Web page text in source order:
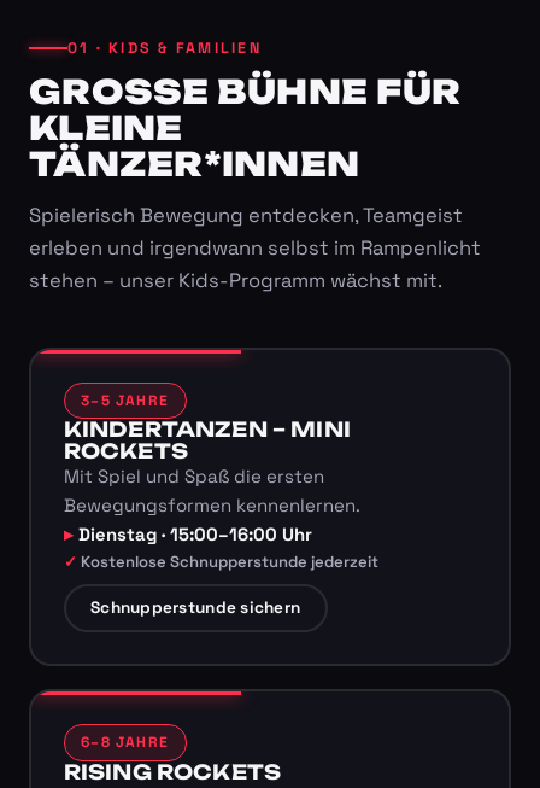
01 · KIDS & FAMILIEN
GROSSE BÜHNE FÜR K
LEINE T
ÄNZER*INNEN
Spielerisch Bewegung entdecken, Teamgeist
erleben und irgendwann selbst im Rampenlicht
stehen – unser Kids-Programm wächst mit.
3–5 JAHRE
KINDERTANZEN – MINI
ROCKETS
Mit Spiel und Spaß die ersten
Bewegungsformen kennenlernen.
Dienstag · 15:00–16:00 Uhr
Kostenlose Schnupperstunde jederzeit
Schnupperstunde sichern
6–8 JAHRE
RISING ROCKETS